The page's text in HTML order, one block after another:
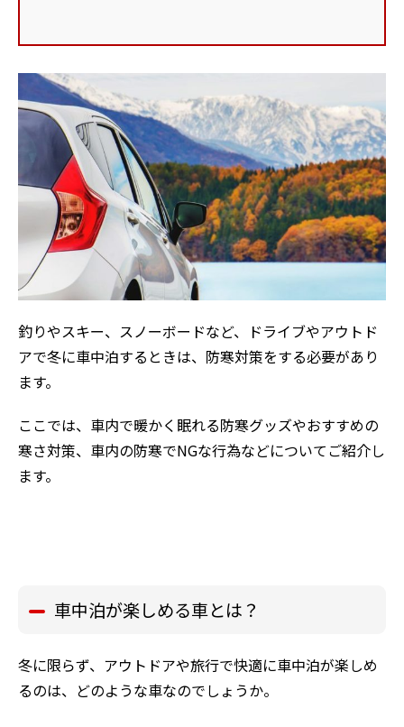
釣りやスキー、スノーボードなど、ドライブやアウトド
アで冬に車中泊するときは、防寒対策をする必要があり
ます。
ここでは、車内で暖かく眠れる防寒グッズやおすすめの
寒さ対策、車内の防寒でNGな行為などについてご紹介し
ます。
車中泊が楽しめる車とは？
冬に限らず、アウトドアや旅行で快適に車中泊が楽しめ
るのは、どのような車なのでしょうか。